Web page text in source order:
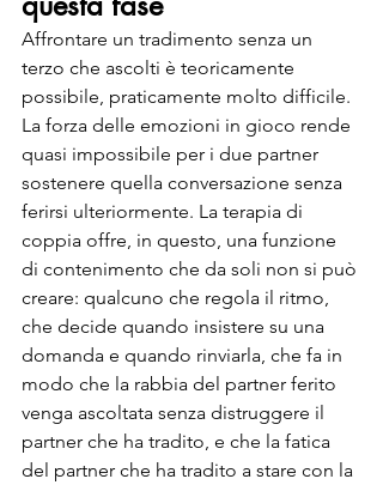
Affrontare un tradimento senza un
terzo che ascolti è teoricamente
possibile, praticamente molto difficile.
La forza delle emozioni in gioco rende
quasi impossibile per i due partner
sostenere quella conversazione senza
ferirsi ulteriormente. La terapia di
coppia offre, in questo, una funzione
di contenimento che da soli non si può
creare: qualcuno che regola il ritmo,
che decide quando insistere su una
domanda e quando rinviarla, che fa in
modo che la rabbia del partner ferito
venga ascoltata senza distruggere il
partner che ha tradito, e che la fatica
del partner che ha tradito a stare con la